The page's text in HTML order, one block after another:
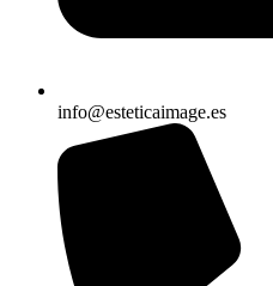
info@esteticaimage.es